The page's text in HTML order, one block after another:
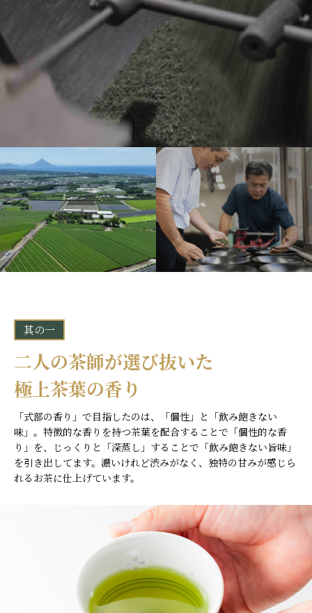
其の一
二人の茶師が選び抜いた
極上茶葉の香り
「式部の香り」で目指したのは、「個性」と「飲み飽きない
味」。特徴的な香りを持つ茶葉を配合することで「個性的な香
り」を、じっくりと「深蒸し」することで「飲み飽きない旨味」
を引き出してます。濃いけれど渋みがなく、独特の甘みが感じら
れるお茶に仕上げています。